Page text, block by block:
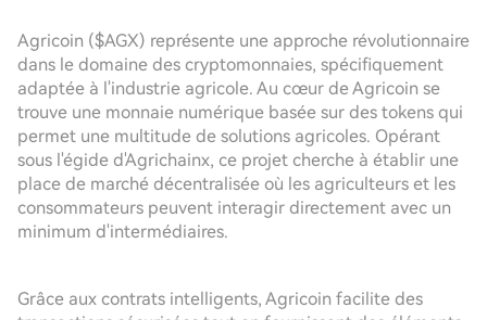
Agricoin ($AGX) représente une approche révolutionnaire
dans le domaine des cryptomonnaies, spécifiquement
adaptée à l'industrie agricole. Au cœur de Agricoin se
trouve une monnaie numérique basée sur des tokens qui
permet une multitude de solutions agricoles. Opérant
sous l'égide d'Agrichainx, ce projet cherche à établir une
place de marché décentralisée où les agriculteurs et les
consommateurs peuvent interagir directement avec un
minimum d'intermédiaires.
Grâce aux contrats intelligents, Agricoin facilite des